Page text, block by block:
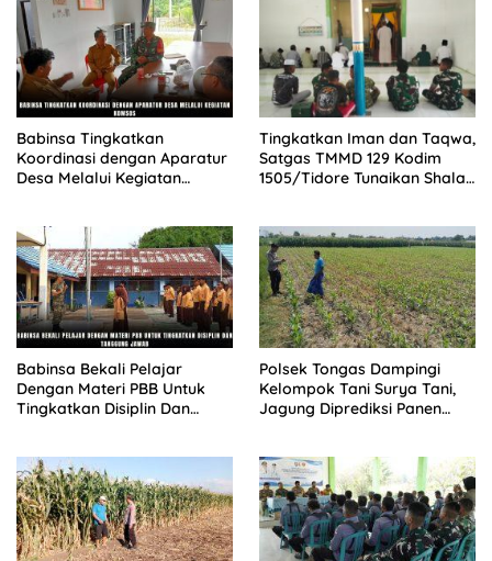
Babinsa Tingkatkan
Koordinasi dengan Aparatur
Desa Melalui Kegiatan
Tingkatkan Iman dan Taqwa,
Satgas TMMD 129 Kodim
1505/Tidore Tunaikan Shalat
Babinsa Bekali Pelajar
Dengan Materi PBB Untuk
Tingkatkan Disiplin Dan
Polsek Tongas Dampingi
Kelompok Tani Surya Tani,
Jagung Diprediksi Panen